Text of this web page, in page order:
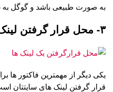
به صورت طبیعی باشد و گوگل
۳- محل قرار گرفتن لینک ها
یکی دیگر از مهمترین فاکتور ها
قرار گرفتن لینک های سایتتان